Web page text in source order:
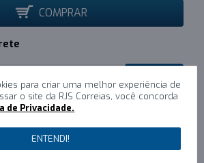
COMPRAR
Escreva um comentário
para criar uma melhor experiência de
o site da RJS Correias, você concorda
de Privacidade.
ENTENDI!